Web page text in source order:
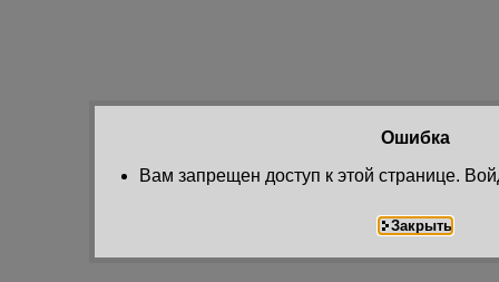
Ошибка
Вам запрещен доступ к этой странице.